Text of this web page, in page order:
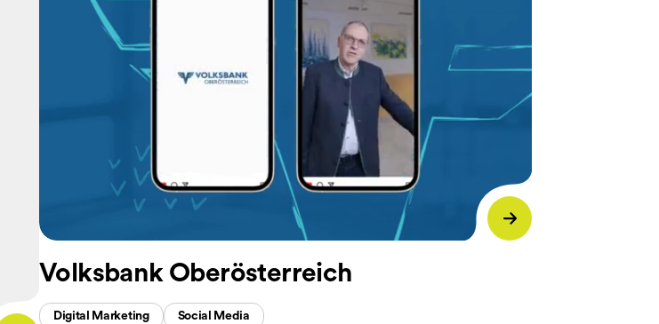
Volksbank Oberösterreich
Digital Marketing Social Media